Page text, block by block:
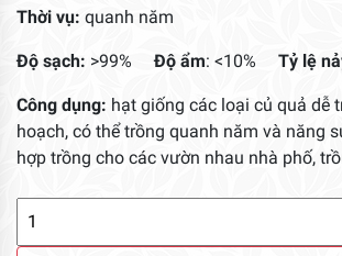
Thời vụ: quanh năm
Độ sạch: >99%Độ ẩm: <10% Tỷ lệ
Công dụng: hạt giống các loại củ quả dễ
hoạch, có thể trồng quanh năm và năng
hợp trồng cho các vườn nhau nhà phố,